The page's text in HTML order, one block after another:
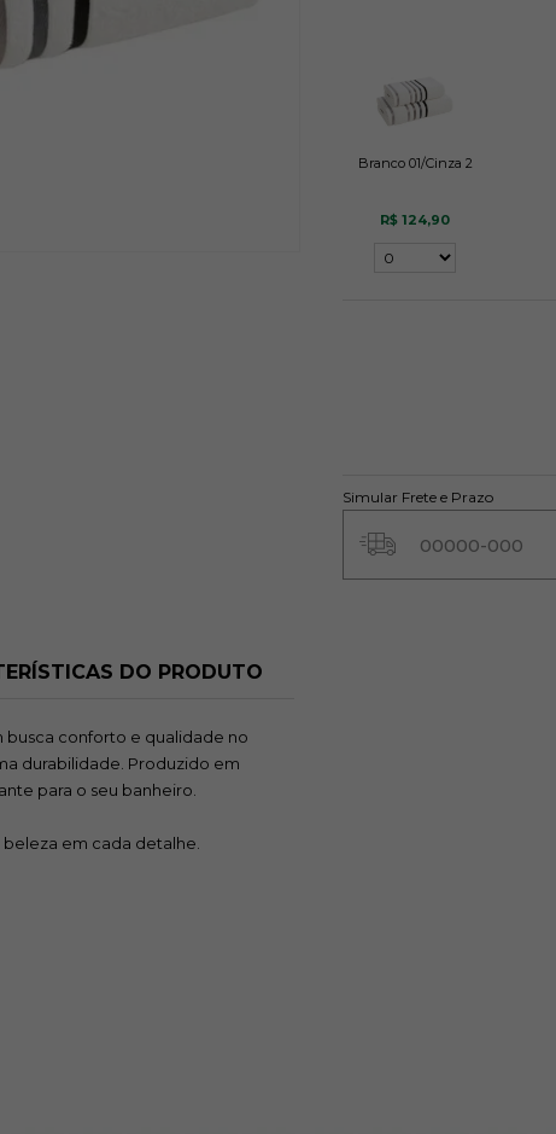
Branco 01/Cinza 2
R$ 124,90
Simular Frete e Prazo
DO PRODUTO
busca conforto e qualidade no
durabilidade. Produzido em
para o seu banheiro.
em cada detalhe.